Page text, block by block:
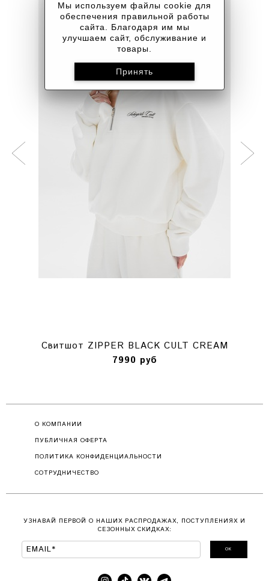
Свитшот ZIPPER BLACK CULT CREAM
7990 руб
Мы используем файлы cookie для
обеспечения правильной работы
сайта. Благодаря им мы
улучшаем сайт, обслуживание и
товары.
О КОМПАНИИ
ПУБЛИЧНАЯ ОФЕРТА
ПОЛИТИКА КОНФИДЕНЦИАЛЬНОСТИ
СОТРУДНИЧЕСТВО
УЗНАВАЙ ПЕРВОЙ О НАШИХ РАСПРОДАЖАХ, ПОСТУПЛЕНИЯХ И
СЕЗОННЫХ СКИДКАХ:
ОК